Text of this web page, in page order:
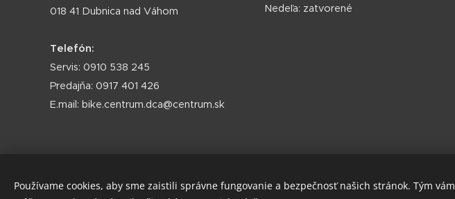
018 41 Dubnica nad Váhom
Telefón:
Servis: 0910 538 245
Predajňa: 0917 401 426
E.mail: bike.centrum.dca@centrum.sk
Nedeľa: zatvorené
Používame cookies, aby sme zaistili správne fungovanie a bezpečnosť našich stránok. Tým vám